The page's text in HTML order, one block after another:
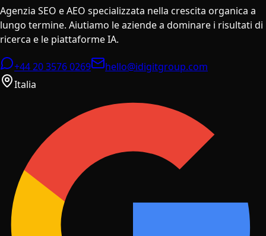
Agenzia SEO e AEO specializzata nella crescita organica a
lungo termine. Aiutiamo le aziende a dominare i risultati di
ricerca e le piattaforme IA.
+44 20 3576 0269
hello@idigitgroup.com
Italia